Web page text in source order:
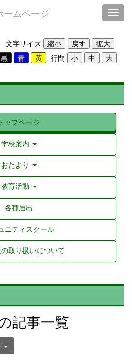
ムページ
文字サイズ
行間
トップページ
学校案内
おたより
教育活動
各種届出
ニティスクール
取り扱いについて
記事一覧